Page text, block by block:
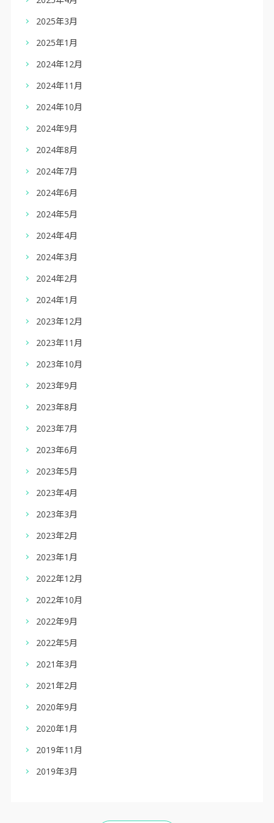
2025年3月
2025年1月
2024年12月
2024年11月
2024年10月
2024年9月
2024年8月
2024年7月
2024年6月
2024年5月
2024年4月
2024年3月
2024年2月
2024年1月
2023年12月
2023年11月
2023年10月
2023年9月
2023年8月
2023年7月
2023年6月
2023年5月
2023年4月
2023年3月
2023年2月
2023年1月
2022年12月
2022年10月
2022年9月
2022年5月
2021年3月
2021年2月
2020年9月
2020年1月
2019年11月
2019年3月